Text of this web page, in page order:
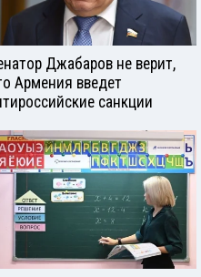
Джабаров не верит,
Армения введет
санкции